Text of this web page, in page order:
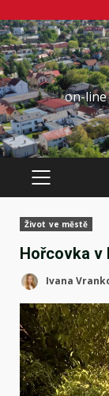
Skip
to
content
on-line
PRIMARY
Život ve městě
Hořcovka v
Ivana